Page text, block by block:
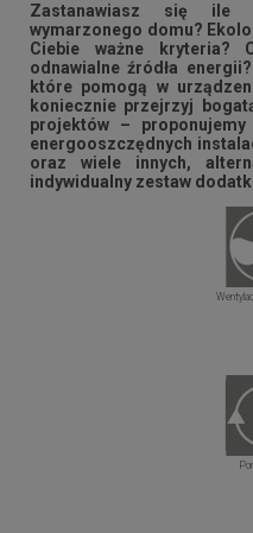
Zastanawiasz się ile
wymarzonego domu?
Ciebie ważne kryteria?
odnawialne źródła
które pomogą w
koniecznie przejrzyj
projektów –
energooszczędnych
oraz wiele innych,
indywidualny zestaw